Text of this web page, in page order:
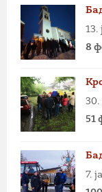
13.
8
30.
51
7.